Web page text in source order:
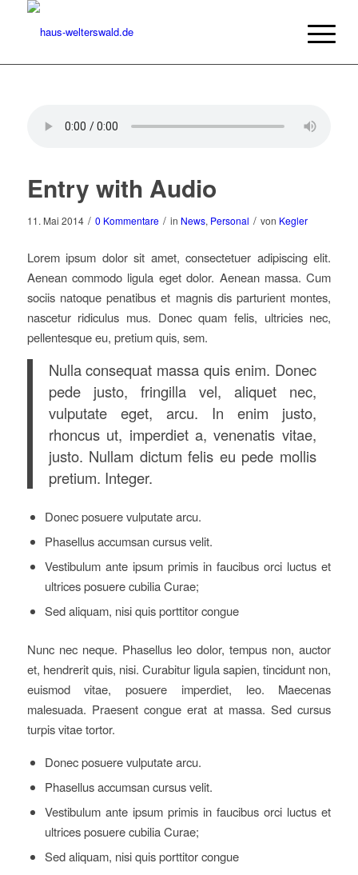
Entry with Audio
11. Mai 2014 / 0 Kommentare / in News, Personal / von Kegler
Lorem ipsum dolor sit amet, consectetuer adipiscing elit.
Aenean commodo ligula eget dolor. Aenean massa. Cum
sociis natoque penatibus et magnis dis parturient montes,
nascetur ridiculus mus. Donec quam felis, ultricies nec,
pellentesque eu, pretium quis, sem.
Nulla consequat massa quis enim. Donec
pede justo, fringilla vel, aliquet nec,
vulputate eget, arcu. In enim justo,
rhoncus ut, imperdiet a, venenatis vitae,
justo. Nullam dictum felis eu pede mollis
pretium. Integer.
Donec posuere vulputate arcu.
Phasellus accumsan cursus velit.
Vestibulum ante ipsum primis in faucibus orci luctus et
ultrices posuere cubilia Curae;
Sed aliquam, nisi quis porttitor congue
Nunc nec neque. Phasellus leo dolor, tempus non, auctor
et, hendrerit quis, nisi. Curabitur ligula sapien, tincidunt non,
euismod vitae, posuere imperdiet, leo. Maecenas
malesuada. Praesent congue erat at massa. Sed cursus
turpis vitae tortor.
Donec posuere vulputate arcu.
Phasellus accumsan cursus velit.
Vestibulum ante ipsum primis in faucibus orci luctus et
ultrices posuere cubilia Curae;
Sed aliquam, nisi quis porttitor congue